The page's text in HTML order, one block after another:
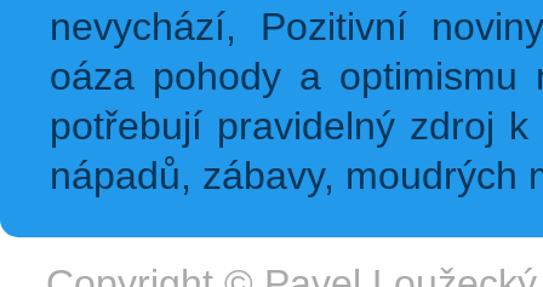
nevychází, Pozitivní
oáza pohody a
potřebují pravidelný zdroj
nápadů, zábavy, moudrých